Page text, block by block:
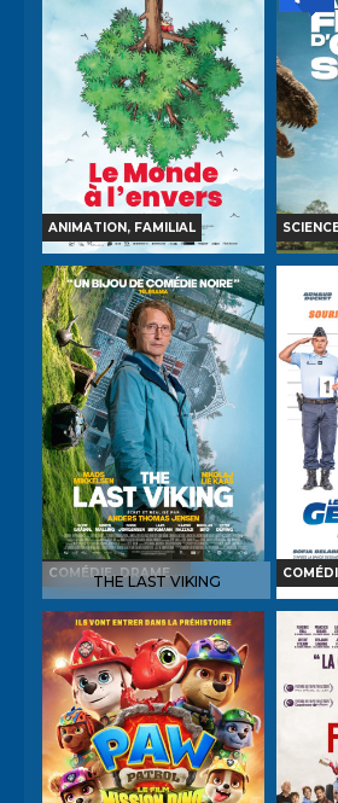
ANIMATION, FAMILIAL
LE MONDE À L'ENVERS
Horaires et Infos
Bande-annonce
Réservation
TOUT PUBLIC
COMÉDIE, DRAME,...
THE LAST VIKING
Horaires et Infos
Bande-annonce
Réservation
INT. -12ans VO